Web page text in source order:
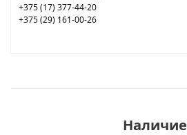
+375 (17) 377-44-20
+375 (29) 161-00-26
Наличие